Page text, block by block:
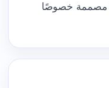
مصممة خصوصًا